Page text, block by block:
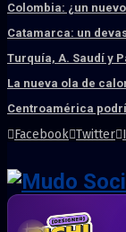
Colombia: ¿un
Catamarca: un
Turquía, A. Saudí y
La nueva ola de
Centroamérica
Facebook Twitter